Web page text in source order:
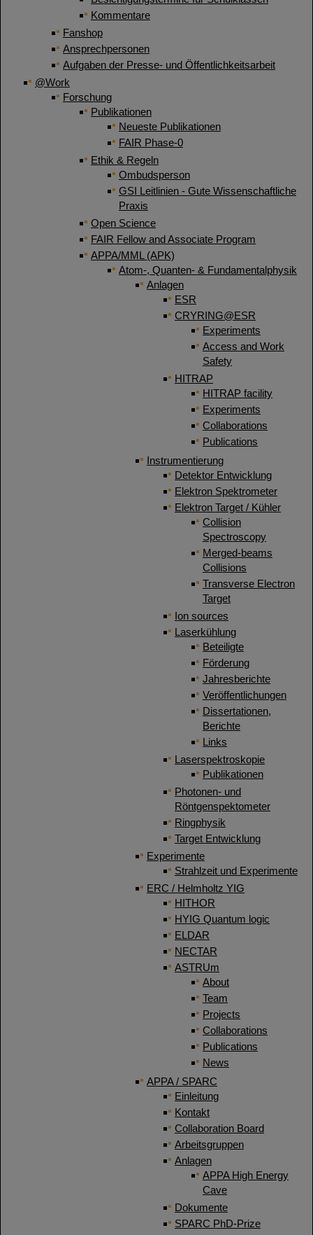
Kommentare
Fanshop
Ansprechpersonen
Aufgaben der Presse- und Öffentlichkeitsarbeit
@Work
Forschung
Publikationen
Neueste Publikationen
FAIR Phase-0
Ethik & Regeln
Ombudsperson
GSI Leitlinien - Gute Wissenschaftliche
Praxis
Open Science
FAIR Fellow and Associate Program
APPA/MML (APK)
Atom-, Quanten- & Fundamentalphysik
Anlagen
ESR
CRYRING@ESR
Experiments
Access and Work
Safety
HITRAP
HITRAP facility
Experiments
Collaborations
Publications
Instrumentierung
Detektor Entwicklung
Elektron Spektrometer
Elektron Target / Kühler
Collision
Spectroscopy
Merged-beams
Collisions
Transverse Electron
Target
Ion sources
Laserkühlung
Beteiligte
Förderung
Jahresberichte
Veröffentlichungen
Dissertationen,
Berichte
Links
Laserspektroskopie
Publikationen
Photonen- und
Röntgenspektometer
Ringphysik
Target Entwicklung
Experimente
Strahlzeit und Experimente
ERC / Helmholtz YIG
HITHOR
HYIG Quantum logic
ELDAR
NECTAR
ASTRUm
About
Team
Projects
Collaborations
Publications
News
APPA / SPARC
Einleitung
Kontakt
Collaboration Board
Arbeitsgruppen
Anlagen
APPA High Energy
Cave
Dokumente
SPARC PhD-Prize